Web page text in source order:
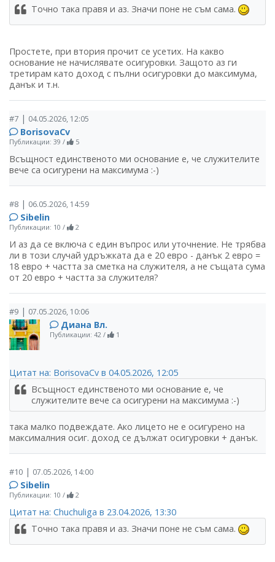
Точно така правя и аз. Значи поне не съм сама.
Простете, при втория прочит се усетих. На какво
основание не начислявате осигуровки. Защото аз ги
третирам като доход с пълни осигуровки до максимума,
данък и т.н.
#7 | 04.05.2026, 12:05
BorisovaCv
Публикации: 39 / 5
Всъщност единственото ми основание е, че служителите
вече са осигурени на максимума :-)
#8 | 06.05.2026, 14:59
Sibelin
Публикации: 10 / 2
И аз да се включа с един въпрос или уточнение. Не трябва
ли в този случай удръжката да е 20 евро - данък 2 евро =
18 евро + частта за сметка на служителя, а не същата сума
от 20 евро + частта за служителя?
#9 | 07.05.2026, 10:06
Диана Вл.
Публикации: 42 / 1
Цитат на: BorisovaCv в 04.05.2026, 12:05
Всъщност единственото ми основание е, че
служителите вече са осигурени на максимума :-)
така малко подвеждате. Ако лицето не е осигурено на
максималния осиг. доход се дължат осигуровки + данък.
#10 | 07.05.2026, 14:00
Sibelin
Публикации: 10 / 2
Цитат на: Chuchuliga в 23.04.2026, 13:30
Точно така правя и аз. Значи поне не съм сама.